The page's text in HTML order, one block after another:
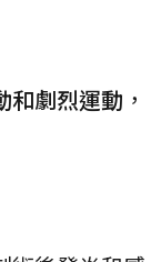
和劇烈運動 ，